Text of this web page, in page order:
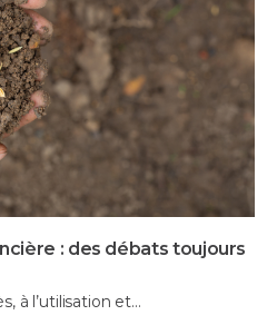
: des débats toujours
à l’utilisation et…